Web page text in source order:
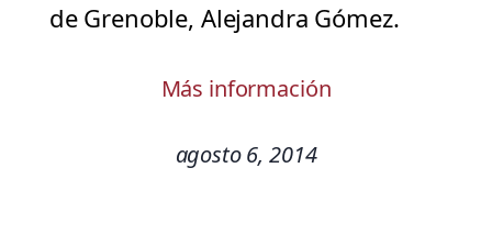
de Grenoble, Alejandra Gómez.
Más información
agosto 6, 2014